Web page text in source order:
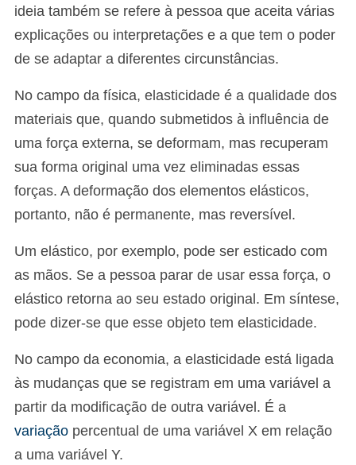
ideia também se refere à pessoa que aceita várias
explicações ou interpretações e a que tem o poder
de se adaptar a diferentes circunstâncias.
No campo da física, elasticidade é a qualidade dos
materiais que, quando submetidos à influência de
uma força externa, se deformam, mas recuperam
sua forma original uma vez eliminadas essas
forças. A deformação dos elementos elásticos,
portanto, não é permanente, mas reversível.
Um elástico, por exemplo, pode ser esticado com
as mãos. Se a pessoa parar de usar essa força, o
elástico retorna ao seu estado original. Em síntese,
pode dizer-se que esse objeto tem elasticidade.
No campo da economia, a elasticidade está ligada
às mudanças que se registram em uma variável a
partir da modificação de outra variável. É a
variação percentual de uma variável X em relação
a uma variável Y.